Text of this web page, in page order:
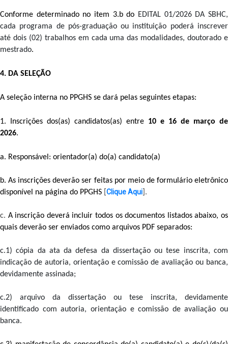
Conforme determinado no item 3.b do EDITAL 01/2026 DA SBHC,
cada programa de pós-graduação ou instituição poderá inscrever
até dois (02) trabalhos em cada uma das modalidades, doutorado e
mestrado.
4. DA SELEÇÃO
A seleção interna no PPGHS se dará pelas seguintes etapas:
1. Inscrições dos(as) candidatos(as) entre 10 e 16 de março de
2026.
a. Responsável: orientador(a) do(a) candidato(a)
b. As inscrições deverão ser feitas por meio de formulário eletrônico
disponível na página do PPGHS Clique Aqui ].
c. A inscrição deverá incluir todos os documentos listados abaixo, os
quais deverão ser enviados como arquivos PDF separados:
c.1) cópia da ata da defesa da dissertação ou tese inscrita, com
indicação de autoria, orientação e comissão de avaliação ou banca,
devidamente assinada;
c.2) arquivo da dissertação ou tese inscrita, devidamente
identificado com autoria, orientação e comissão de avaliação ou
banca.